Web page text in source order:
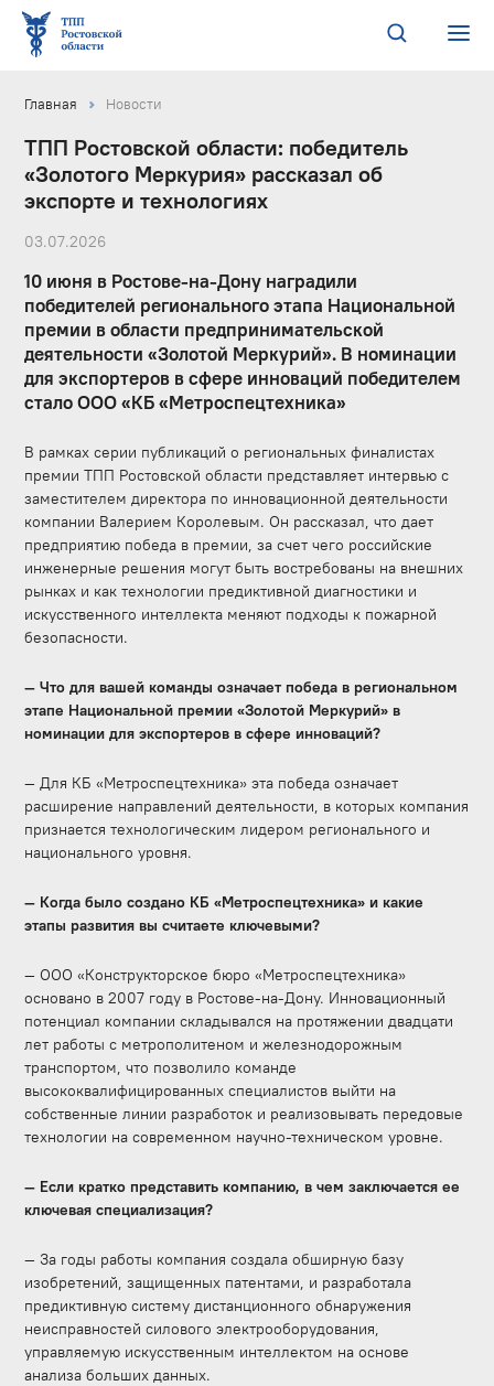
Главная Новости
ТПП Ростовской области: победитель
«Золотого Меркурия» рассказал об
экспорте и технологиях
03.07.2026
10 июня в Ростове-на-Дону наградили
победителей регионального этапа Национальной
премии в области предпринимательской
деятельности «Золотой Меркурий». В номинации
для экспортеров в сфере инноваций победителем
стало ООО «КБ «Метроспецтехника»
В рамках серии публикаций о региональных финалистах
премии ТПП Ростовской области представляет интервью с
заместителем директора по инновационной деятельности
компании Валерием Королевым. Он рассказал, что дает
предприятию победа в премии, за счет чего российские
инженерные решения могут быть востребованы на внешних
рынках и как технологии предиктивной диагностики и
искусственного интеллекта меняют подходы к пожарной
безопасности.
— Что для вашей команды означает победа в региональном
этапе Национальной премии «Золотой Меркурий» в
номинации для экспортеров в сфере инноваций?
— Для КБ «Метроспецтехника» эта победа означает
расширение направлений деятельности, в которых компания
признается технологическим лидером регионального и
национального уровня.
— Когда было создано КБ «Метроспецтехника» и какие
этапы развития вы считаете ключевыми?
— ООО «Конструкторское бюро «Метроспецтехника»
основано в 2007 году в Ростове-на-Дону. Инновационный
потенциал компании складывался на протяжении двадцати
лет работы с метрополитеном и железнодорожным
транспортом, что позволило команде
высококвалифицированных специалистов выйти на
собственные линии разработок и реализовывать передовые
технологии на современном научно-техническом уровне.
— Если кратко представить компанию, в чем заключается ее
ключевая специализация?
— За годы работы компания создала обширную базу
изобретений, защищенных патентами, и разработала
предиктивную систему дистанционного обнаружения
неисправностей силового электрооборудования,
управляемую искусственным интеллектом на основе
анализа больших данных.